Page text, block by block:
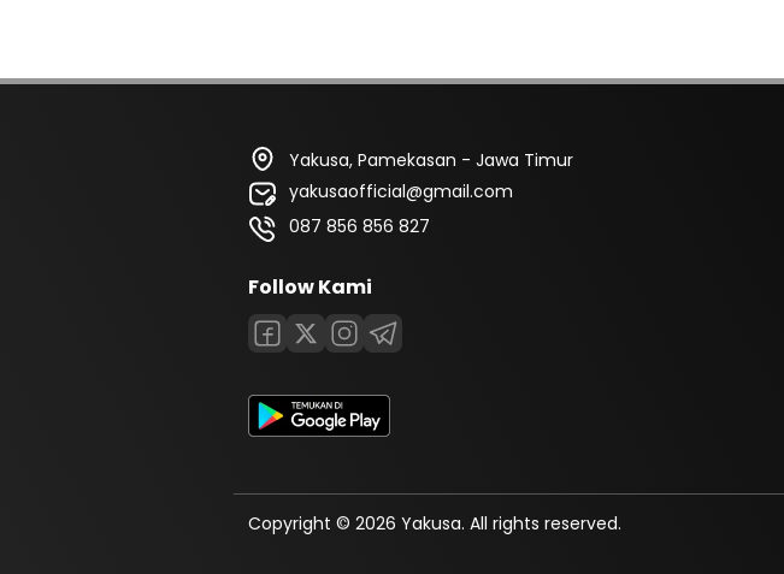
Yakusa, Pamekasan - Jawa Timur
yakusaofficial@gmail.com
087 856 856 827
Follow Kami
Copyright © 2026 Yakusa. All rights reserved.